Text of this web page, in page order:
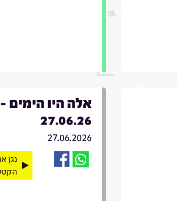
אלה היו הימים -
27.06.26
27.06.2026
נגן